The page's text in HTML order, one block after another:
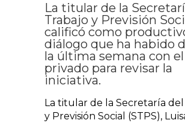
La titular de la
Trabajo y Previsión
calificó como
diálogo que ha habido
la última semana con
privado para revisar la
iniciativa.
La titular de la Secretaría del
y Previsión Social (STPS),